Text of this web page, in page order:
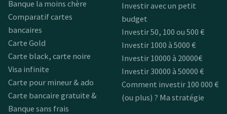
Banque la moins chère
Comparatif cartes
bancaires
Carte Gold
Carte black, carte noire
Visa infinite
Carte pour mineur & ado
Carte bancaire gratuite &
Banque sans frais
Investir avec un petit
budget
Investir 50, 100 ou 500 €
Investir 1000 à 5000 €
Investir 10000 à 20000€
Investir 30000 à 50000 €
Comment investir 100 000 €
(ou plus) ? Ma stratégie